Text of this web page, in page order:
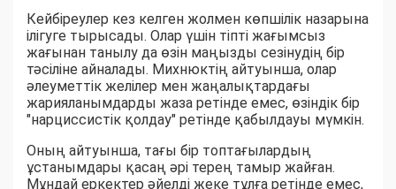
Кейбіреулер кез келген жолмен көпшілік назарына
ілігуге тырысады. Олар үшін тіпті жағымсыз
жағынан танылу да өзін маңызды сезінудің бір
тәсіліне айналады. Михнюктің айтуынша, олар
әлеуметтік желілер мен жаңалықтардағы
жарияланымдарды жаза ретінде емес, өзіндік бір
"нарциссистік қолдау" ретінде қабылдауы мүмкін.
Оның айтуынша, тағы бір топтағылардың
ұстанымдары қасаң әрі терең тамыр жайған.
Мұндай еркектер әйелді жеке тұлға ретінде емес,